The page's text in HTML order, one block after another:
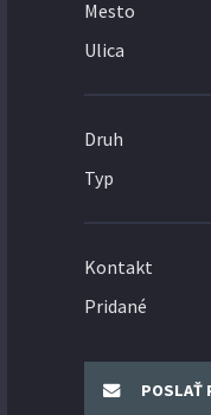
Mesto
Ulica
Druh
Typ
Kontakt
Pridané
POSLAŤ